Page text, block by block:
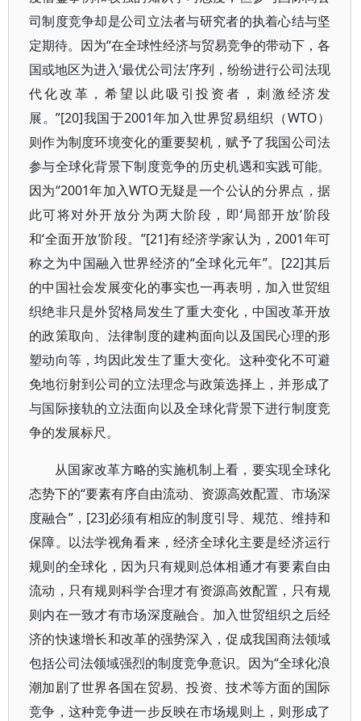
司制度竞争却是公司立法者与研究者的执着心结与坚
定期待。因为“在全球性经济与贸易竞争的带动下，各
国或地区为进入‘最优公司法’序列，纷纷进行公司法现
代化改革，希望以此吸引投资者，刺激经济发
展。”[20]我国于2001年加入世界贸易组织（WTO）
则作为制度环境变化的重要契机，赋予了我国公司法
参与全球化背景下制度竞争的历史机遇和实践可能。
因为“2001年加入WTO无疑是一个公认的分界点，据
此可将对外开放分为两大阶段，即‘局部开放’阶段
和‘全面开放’阶段。”[21]有经济学家认为，2001年可
称之为中国融入世界经济的“全球化元年”。[22]其后
的中国社会发展变化的事实也一再表明，加入世贸组
织绝非只是外贸格局发生了重大变化，中国改革开放
的政策取向、法律制度的建构面向以及国民心理的形
塑动向等，均因此发生了重大变化。这种变化不可避
免地衍射到公司的立法理念与政策选择上，并形成了
与国际接轨的立法面向以及全球化背景下进行制度竞
争的发展标尺。
从国家改革方略的实施机制上看，要实现全球化
态势下的“要素有序自由流动、资源高效配置、市场深
度融合”，[23]必须有相应的制度引导、规范、维持和
保障。以法学视角看来，经济全球化主要是经济运行
规则的全球化，因为只有规则总体相通才有要素自由
流动，只有规则科学合理才有资源高效配置，只有规
则内在一致才有市场深度融合。加入世贸组织之后经
济的快速增长和改革的强势深入，促成我国商法领域
包括公司法领域强烈的制度竞争意识。因为“全球化浪
潮加剧了世界各国在贸易、投资、技术等方面的国际
竞争，这种竞争进一步反映在市场规则上，则形成了